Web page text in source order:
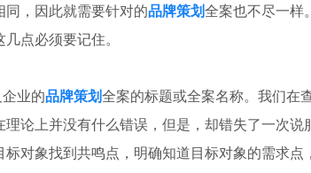
同，因此就需要针对的品牌策划全案也不尽一样
点必须要记住。
业的品牌策划全案的标题或全案名称。我们在
理论上并没有什么错误，但是，却错失了一次
对象找到共鸣点，明确知道目标对象的需求点